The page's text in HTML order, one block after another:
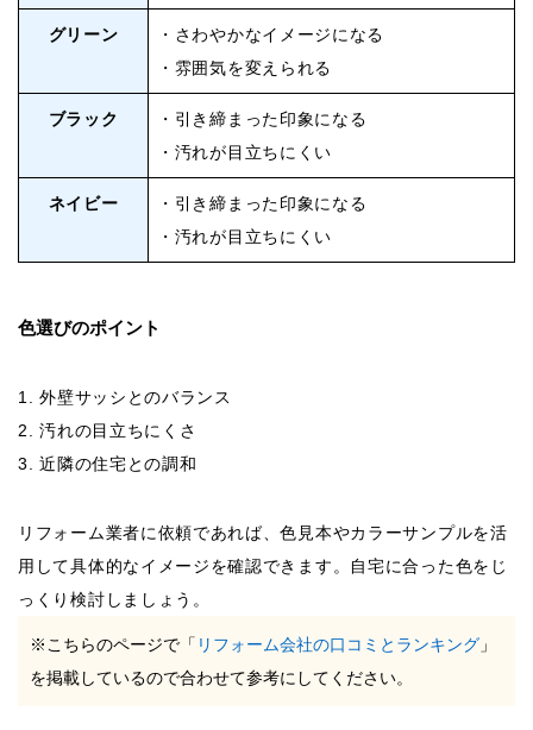
グリーン
・さわやかなイメージになる
・雰囲気を変えられる
ブラック
・引き締まった印象になる
・汚れが目立ちにくい
ネイビー
・引き締まった印象になる
・汚れが目立ちにくい
色選びのポイント
外壁サッシとのバランス
汚れの目立ちにくさ
近隣の住宅との調和
リフォーム業者に依頼であれば、色見本やカラーサンプルを活
用して具体的なイメージを確認できます。自宅に合った色をじ
っくり検討しましょう。
※こちらのページで「 リフォーム会社の口コミとランキング 」
を掲載しているので合わせて参考にしてください。